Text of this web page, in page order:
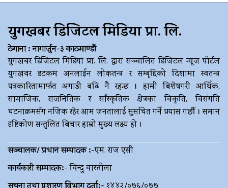
युगखबर डिजिटल मिडिया प्रा. लि.
ठेगाना : नागार्जुन-३ काठमाण्डौं
युगखबर डिजिटल मिडिया प्रा. लि. द्धारा सञ्चालित डिजिटल न्यूज पोर्टल
युगखवर डटकम अनलाईन लोकतन्त्र र सम्बृद्दिको दिशामा स्वतन्त्र
पत्रकारितामार्फत अगाडी बढि नै रहन्छ । हामी बिशेषगरी आर्थिक,
सामाजिक, राजनितिक र साँस्कृतिक क्षेत्रका विकृति, विसंगति
घटनाक्रमसँग नजिक रहेर आम जनतालाई सुसचित गर्ने प्रयास गर्छौ । समान
दृष्टिकोण सन्तुलित बिचार हाम्रो मुख्य लक्ष्य हो ।
सञ्चालक/ प्रधान सम्पादक :-एम. राज एसी
कार्यकारी सम्पादक:-विन्दु वास्तोला